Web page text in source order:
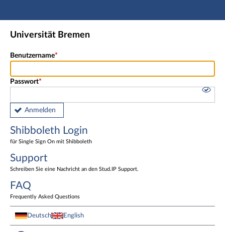
Hauptnavigation
Shibboleth Login
Universität Bremen
Benutzername
Passwort
Anmelden
Shibboleth Login
für Single Sign On mit Shibboleth
Support
Schreiben Sie eine Nachricht an den Stud.IP Support.
FAQ
Frequently Asked Questions
Deutsch English